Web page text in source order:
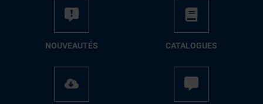
NOUVEAUTÉS CATALOGUES